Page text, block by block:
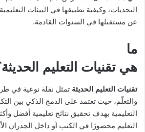
التحديات، وكيفية تطبيقها في البيئات
عن مستقبلها في السنوات القادمة.
ما
هي تقنيات التعليم
تقنيات التعليم الحديثة تمثل نقلة نوعية في
والتعلّم، حيث تعتمد على الدمج الذكي بين
التعليمية بهدف تحقيق نتائج تعليمية أفضل
التعليم محصورًا في الكتب أو داخل الجدران